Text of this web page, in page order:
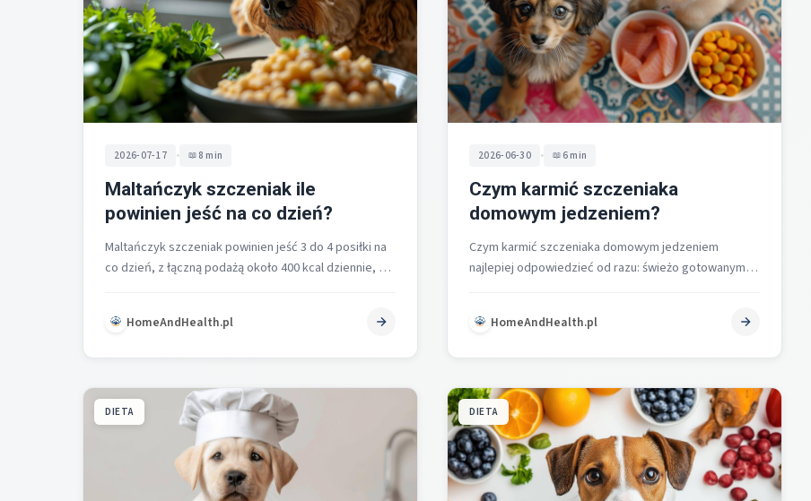
2026-07-17 • 8 min
Maltańczyk szczeniak ile
powinien jeść na co dzień?
Maltańczyk szczeniak powinien jeść 3 do 4 posiłki na
co dzień, z łączną podażą około 400 kcal dziennie, a
HomeAndHealth.pl
2026-06-30 • 6 min
Czym karmić szczeniaka
domowym jedzeniem?
Czym karmić szczeniaka domowym jedzeniem
najlepiej odpowiedzieć od razu: świeżo gotowanymi
HomeAndHealth.pl
DIETA DIETA